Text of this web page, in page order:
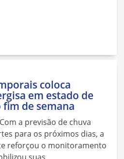
coloca
em estado de
de semana
a previsão de chuva
para os próximos dias, a
reforçou o monitoramento